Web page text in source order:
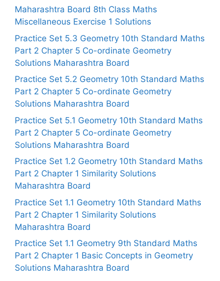
Maharashtra Board 8th Class Maths
Miscellaneous Exercise 1 Solutions
Practice Set 5.3 Geometry 10th Standard Maths
Part 2 Chapter 5 Co-ordinate Geometry
Solutions Maharashtra Board
Practice Set 5.2 Geometry 10th Standard Maths
Part 2 Chapter 5 Co-ordinate Geometry
Solutions Maharashtra Board
Practice Set 5.1 Geometry 10th Standard Maths
Part 2 Chapter 5 Co-ordinate Geometry
Solutions Maharashtra Board
Practice Set 1.2 Geometry 10th Standard Maths
Part 2 Chapter 1 Similarity Solutions
Maharashtra Board
Practice Set 1.1 Geometry 10th Standard Maths
Part 2 Chapter 1 Similarity Solutions
Maharashtra Board
Practice Set 1.1 Geometry 9th Standard Maths
Part 2 Chapter 1 Basic Concepts in Geometry
Solutions Maharashtra Board